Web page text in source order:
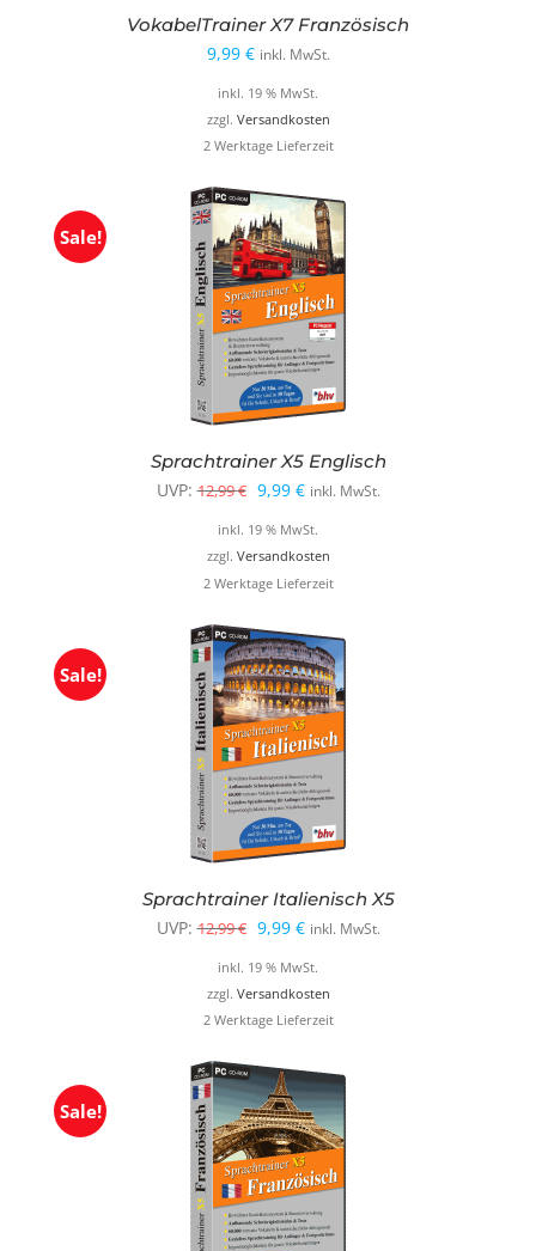
VokabelTrainer X7 Französisch
9,99 € inkl. MwSt.
inkl. 19 % MwSt.
zzgl. Versandkosten
2 Werktage Lieferzeit
Sale!
Sprachtrainer X5 Englisch
UVP: 12,99€ Ursprünglicher
Preis
war:
12,99 €
9,99 €Aktueller
Preis
ist:
9,99 €.
inkl. MwSt.
inkl. 19 % MwSt.
zzgl. Versandkosten
2 Werktage Lieferzeit
Sale!
Sprachtrainer Italienisch X5
UVP: 12,99€ Ursprünglicher
Preis
war:
12,99 €
9,99 €Aktueller
Preis
ist:
9,99 €.
inkl. MwSt.
inkl. 19 % MwSt.
zzgl. Versandkosten
2 Werktage Lieferzeit
Sale!